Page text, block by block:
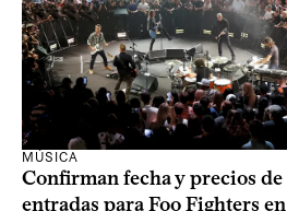
MÚSICA
Confirman fecha y precios de
entradas para Foo Fighters en